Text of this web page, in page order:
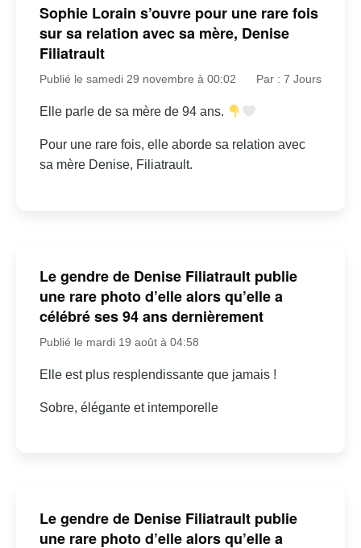
Sophie Lorain s’ouvre pour une rare fois
sur sa relation avec sa mère, Denise
Filiatrault
Publié le samedi 29 novembre à 00:02 Par : 7 Jours
Elle parle de sa mère de 94 ans.
Pour une rare fois, elle aborde sa relation avec
sa mère Denise, Filiatrault.
Le gendre de Denise Filiatrault publie
une rare photo d’elle alors qu’elle a
célébré ses 94 ans dernièrement
Publié le mardi 19 août à 04:58
Elle est plus resplendissante que jamais !
Sobre, élégante et intemporelle
Le gendre de Denise Filiatrault publie
une rare photo d’elle alors qu’elle a